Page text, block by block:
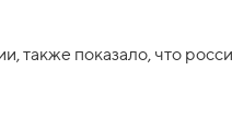
показало, что